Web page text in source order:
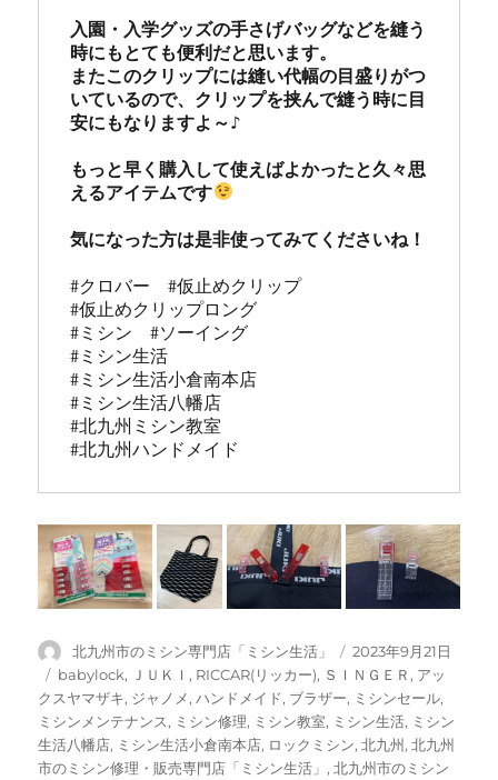
入園・入学グッズの手さげバッグなどを縫う
時にもとても便利だと思います。
またこのクリップには縫い代幅の目盛りがつ
いているので、クリップを挟んで縫う時に目
安にもなりますよ～♪
もっと早く購入して使えばよかったと久々思
えるアイテムです
#クロバー  #仮止めクリップ
#仮止めクリップロング
#ミシン　#ソーイング
#ミシン生活
#ミシン生活小倉南本店
#ミシン生活八幡店
#北九州ミシン教室
#北九州ハンドメイド
投
稿
者
北九州市のミシン専門店「ミシン生活」
投
稿
日:
2023年9月21日
カ
テ
ゴ
リ
ー
babylock, ＪＵＫＩ , RICCAR(リッカー), ＳＩＮＧＥＲ , アッ
クスヤマザキ, ジャノメ,ハンドメイド, ブラザー, ミシンセール,
ミシンメンテナンス, ミシン修理, ミシン教室, ミシン生活, ミシン
生活八幡店, ミシン生活小倉南本店, ロックミシン,北九州 ,北九州
市のミシン修理・販売専門店「ミシン生活」 ,北九州市のミシン